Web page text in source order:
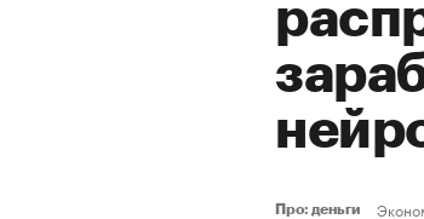
Про: деньги